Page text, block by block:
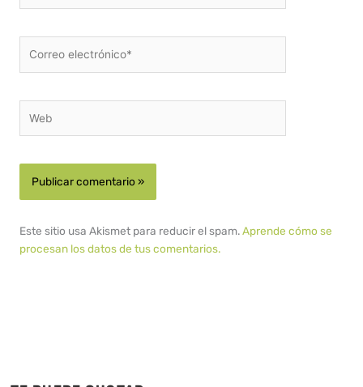
electrónico*
Este sitio usa Akismet para reducir el spam.Aprende cómo se
procesan los datos de tus comentarios.